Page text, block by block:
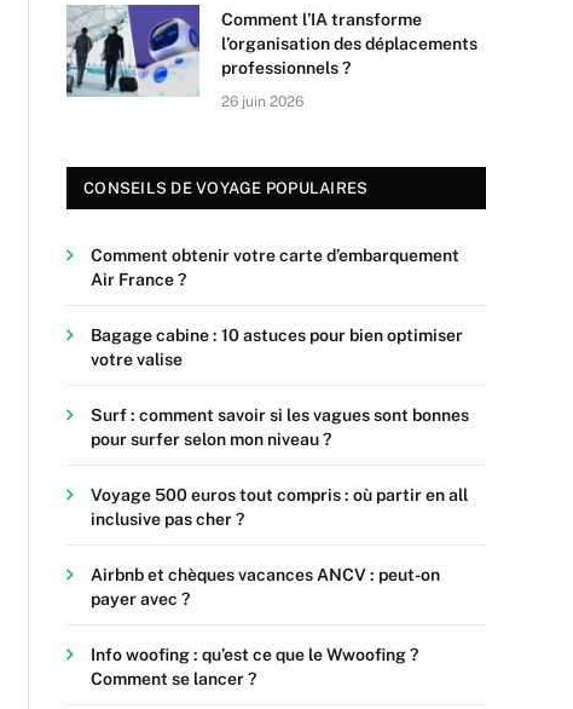
Comment l’IA transforme
l’organisation des déplacements
professionnels ?
26 juin 2026
CONSEILS DE VOYAGE POPULAIRES
Comment obtenir votre carte d’embarquement
Air France ?
Bagage cabine : 10 astuces pour bien optimiser
votre valise
Surf : comment savoir si les vagues sont bonnes
pour surfer selon mon niveau ?
Voyage 500 euros tout compris : où partir en all
inclusive pas cher ?
Airbnb et chèques vacances ANCV : peut-on
payer avec ?
Info woofing : qu’est ce que le Wwoofing ?
Comment se lancer ?